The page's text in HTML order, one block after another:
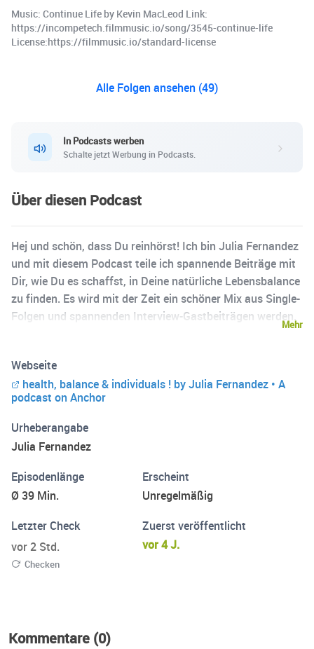
Music: Continue Life by Kevin MacLeod Link:
https://incompetech.filmmusic.io/song/3545-continue-life
License:https://filmmusic.io/standard-license
Alle Folgen ansehen (49)
In Podcasts werben
Schalte jetzt Werbung in Podcasts.
Über diesen Podcast
Hej und schön, dass Du reinhörst! Ich bin Julia Fernandez
und mit diesem Podcast teile ich spannende Beiträge mit
Dir, wie Du es schaffst, in Deine natürliche Lebensbalance
zu finden. Es wird mit der Zeit ein schöner Mix aus Single-
Folgen und spannenden Interview-Gastbeiträgen werden.
inspiriert. Ich bin selbständiger Coach und begleite
Menschen zurück zu mehr Lebensqualität, wichtiges
Augenmerk lege ich auf den Aspekt der natürlichen
Hormonbalance. Schön, dass es dich gibt! Julia
Mehr
Webseite
health, balance & individuals ! by Julia Fernandez • A
podcast on Anchor
Urheberangabe
Julia Fernandez
Episodenlänge
Ø 39 Min.
Erscheint
Unregelmäßig
Letzter Check
vor 2 Std.
Checken
Zuerst veröffentlicht
vor 4 J.
Kommentare (0)